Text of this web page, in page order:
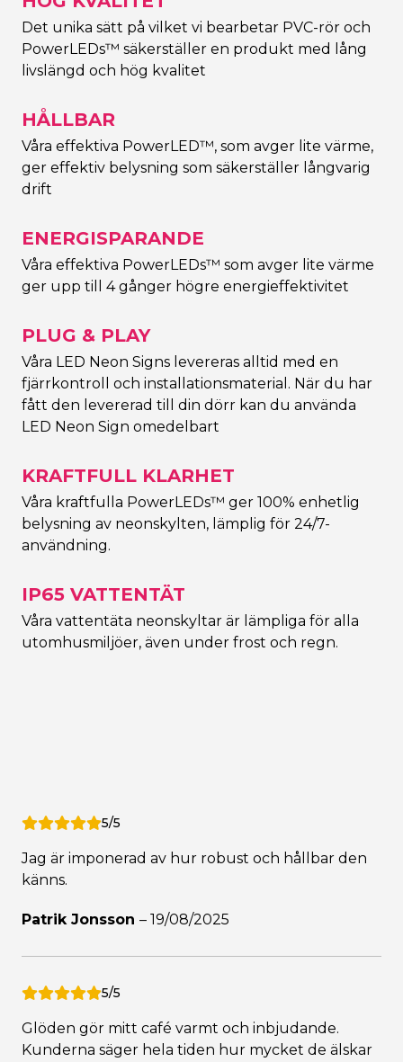
Det unika sätt på vilket vi bearbetar PVC-rör och
PowerLEDs™ säkerställer en produkt med lång
livslängd och hög kvalitet
HÅLLBAR
Våra effektiva PowerLED™, som avger lite värme,
ger effektiv belysning som säkerställer långvarig
drift
ENERGISPARANDE
Våra effektiva PowerLEDs™ som avger lite värme
ger upp till 4 gånger högre energieffektivitet
PLUG & PLAY
Våra LED Neon Signs levereras alltid med en
fjärrkontroll och installationsmaterial. När du har
fått den levererad till din dörr kan du använda
LED Neon Sign omedelbart
KRAFTFULL KLARHET
Våra kraftfulla PowerLEDs™ ger 100% enhetlig
belysning av neonskylten, lämplig för 24/7-
användning.
IP65 VATTENTÄT
Våra vattentäta neonskyltar är lämpliga för alla
utomhusmiljöer, även under frost och regn.
5/5
Jag är imponerad av hur robust och hållbar den
känns.
Patrik Jonsson – 19/08/2025
5/5
Glöden gör mitt café varmt och inbjudande.
Kunderna säger hela tiden hur mycket de älskar